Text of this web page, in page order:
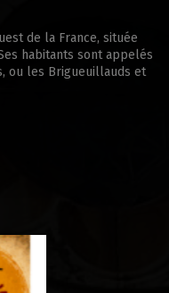
de la France, située
habitants sont appelés
ou les Brigueuillauds et